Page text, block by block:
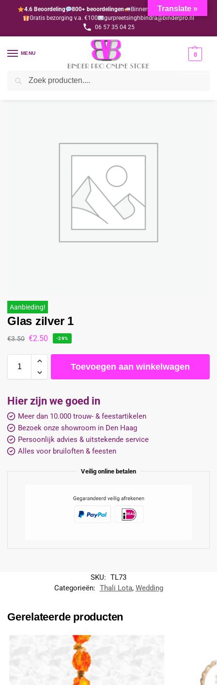
4.6 Beoordeling 800+ beoordelingen
Binnen 1-3 dagen geleverd
Gratis bezorging v.a. €100
gurpreetsinghbindra@binderpro.nl
06 57 35 04 25
MENU 0
Home Wedding / Thali Lota
Aanbieding!
Glas zilver 1
€3.50 €2.50 -29%
Toevoegen aan winkelwagen
Hier zijn we goed in
Meer dan 10.000 trouw- & feestartikelen
Bezoek onze showroom in Den Haag
Persoonlijk advies & uitstekende service
Alles voor bruiloften & feesten
Veilig online betalen
SKU: TL73
Categorieën: Thali Lota, Wedding
Gerelateerde producten
Translate »